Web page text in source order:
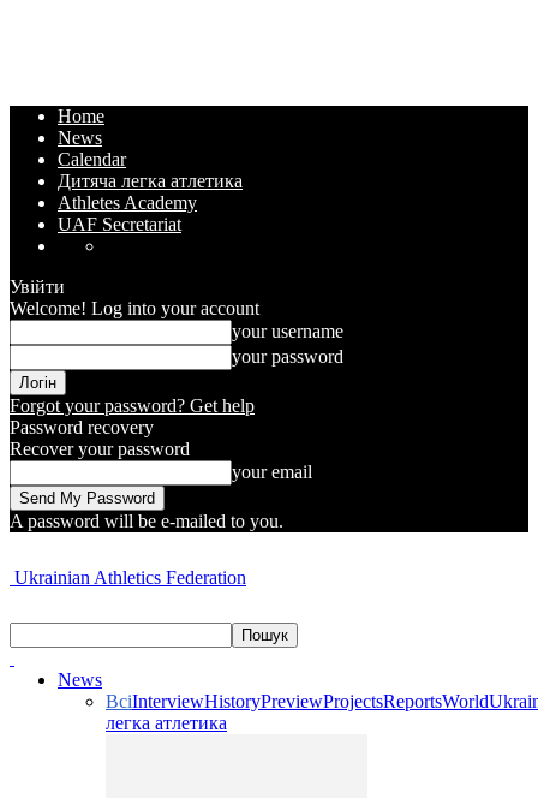
Home
News
Calendar
Дитяча легка атлетика
Athletes Academy
UAF Secretariat
Увійти
Welcome! Log into your account
your username
your password
Forgot your password? Get help
Password recovery
Recover your password
your email
A password will be e-mailed to you.
Ukrainian Athletics Federation
News
ВсіInterviewHistoryPreviewProjectsReportsWorld
легка атлетика